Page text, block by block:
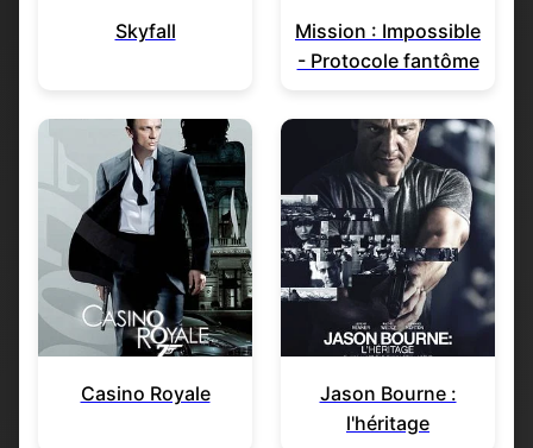
Skyfall
Mission : Impossible
- Protocole fantôme
Casino Royale
Jason Bourne :
l'héritage